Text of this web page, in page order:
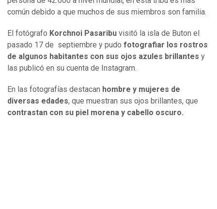
común debido a que muchos de sus miembros son familia.
El fotógrafo Korchnoi Pasaribu visitó la isla de Buton el
pasado 17 de septiembre y pudo fotografiar los rostros
de algunos habitantes con sus ojos azules brillantes y
las publicó en su cuenta de Instagram.
En las fotografías destacan hombre y mujeres de
diversas edades, que muestran sus ojos brillantes, que
contrastan con su piel morena y cabello oscuro.